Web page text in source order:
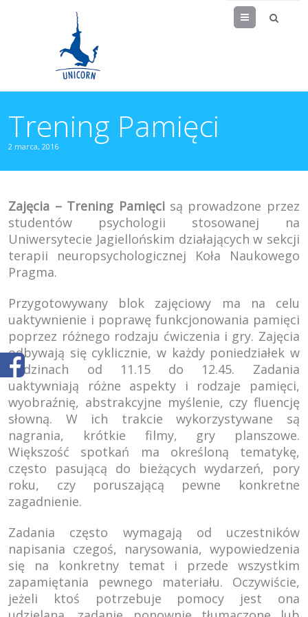
Menu
Trening Pamięci
2 marca, 2016
Zajęcia – Trening Pamięcisą prowadzone przez
studentów psychologii stosowanej na
Uniwersytecie Jagiellońskim działających w sekcji
terapii neuropsychologicznej Koła Naukowego
Pragma.
Przygotowywany blok zajęciowy ma na celu
uaktywnienie i poprawę funkcjonowania pamięci
poprzez różnego rodzaju ćwiczenia i gry. Zajęcia
odbywają się cyklicznie, w każdy poniedziałek w
godzinach od 11.15 do 12.45. Zadania
uaktywniają różne aspekty i rodzaje pamięci,
wyobraźnię, abstrakcyjne myślenie, czy fluencję
słowną. W ich trakcie wykorzystywane są
nagrania, krótkie filmy, gry planszowe.
Większość spotkań ma określoną tematykę,
często pasującą do bieżących wydarzeń, pory
roku, czy poruszającą pewne konkretne
zagadnienie.
Zadania często wymagają od uczestników
napisania czegoś, narysowania, wypowiedzenia
się na konkretny temat i przede wszystkim
zapamiętania pewnego materiału. Oczywiście,
jeżeli ktoś potrzebuje pomocy jest ona